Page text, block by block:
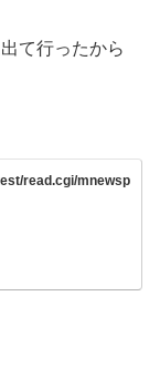
て行ったから
read.cgi/mnewsp